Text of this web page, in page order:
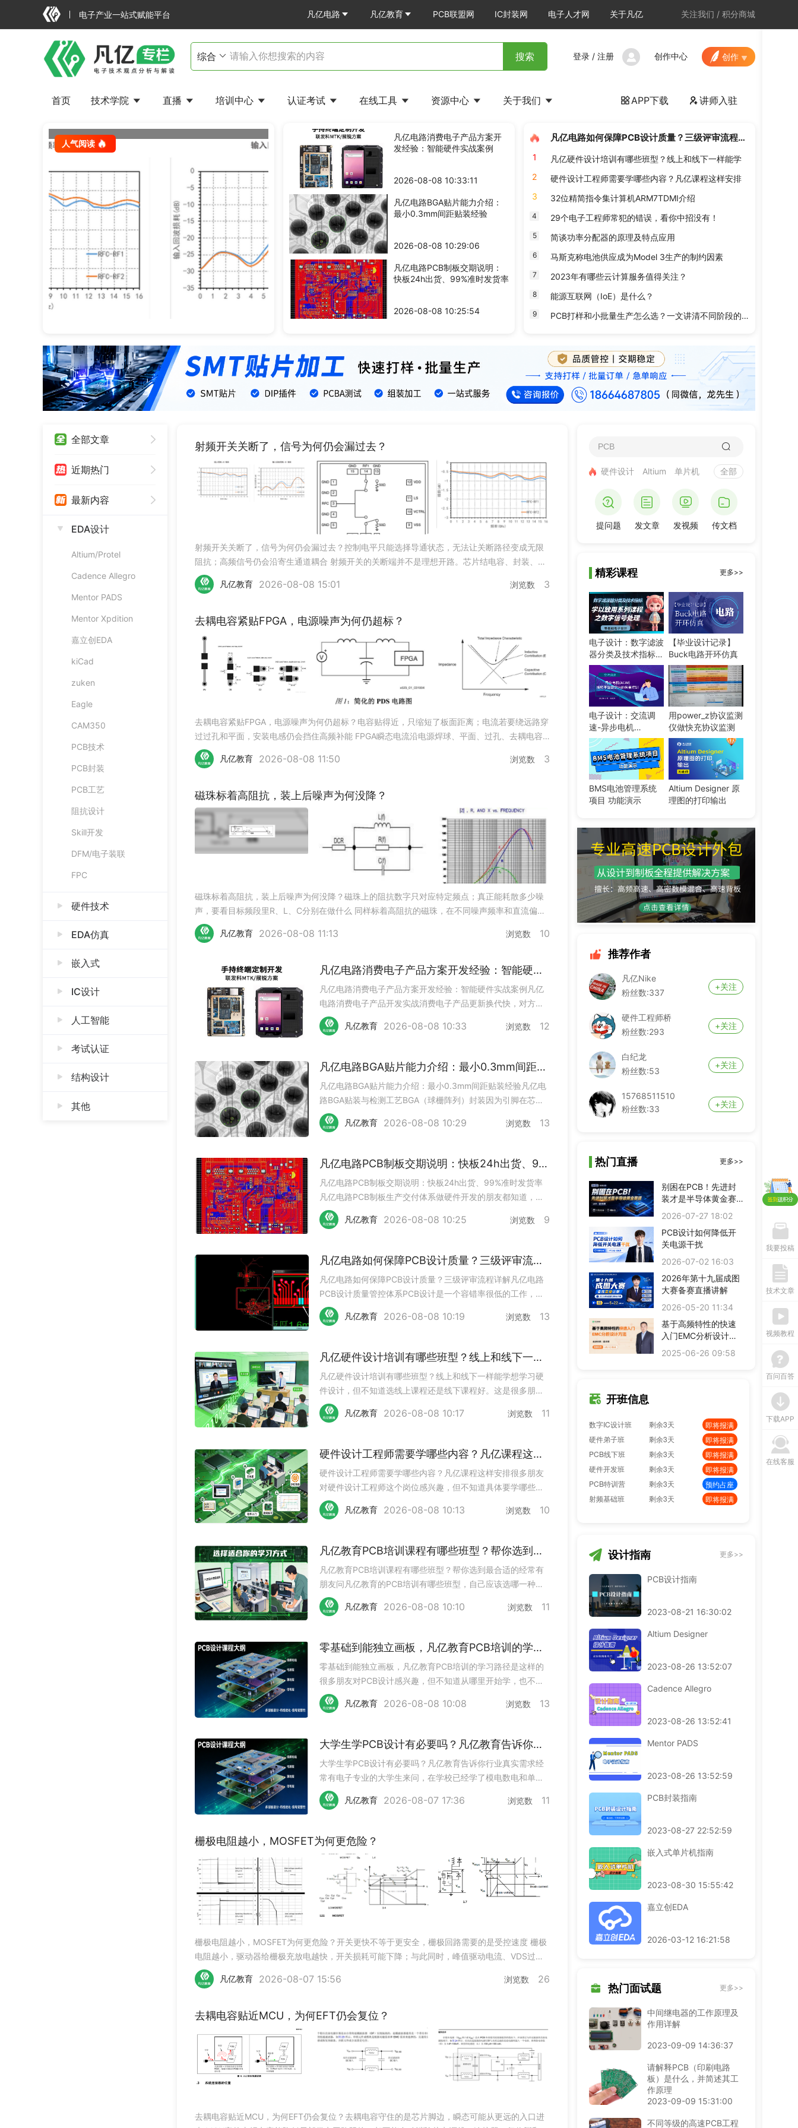
电子产业一站式赋能平台 凡亿电路 凡亿教育 PCB联盟网 IC封装网 电子人才网 关于凡亿 关注我们 / 积分商城
搜索 登录 / 注册 创作中心 创作
首页 技术学院 直播 培训中心 认证考试 在线工具 资源中心 关于我们 APP下载 讲师入驻
人气阅读
凡亿电路消费电子产品方案开
发经验：智能硬件实战案例
2026-08-08 10:33:11
凡亿电路BGA贴片能力介绍：
最小0.3mm间距贴装经验
2026-08-08 10:29:06
凡亿电路PCB制板交期说明：
快板24h出货、99%准时发货率
2026-08-08 10:25:54
凡亿电路如何保障PCB设计质量？三级评审流程详解
1
凡亿硬件设计培训有哪些班型？线上和线下一样能学
2
硬件设计工程师需要学哪些内容？凡亿课程这样安排
3
32位精简指令集计算机ARM7TDMI介绍
4 29个电子工程师常犯的错误，看你中招没有！
5 简谈功率分配器的原理及特点应用
6 马斯克称电池供应成为Model 3生产的制约因素
7 2023年有哪些云计算服务值得关注？
8 能源互联网（IoE）是什么？
9 PCB打样和小批量生产怎么选？一文讲清不同阶段的选型决策
全部文章
近期热门
最新内容
EDA设计
Altium/Protel
Cadence Allegro
Mentor PADS
Mentor Xpdition
嘉立创EDA
kiCad
zuken
Eagle
CAM350
PCB技术
PCB封装
PCB工艺
阻抗设计
Skill开发
DFM/电子装联
FPC
硬件技术
EDA仿真
嵌入式
IC设计
人工智能
考试认证
结构设计
其他
射频开关关断了，信号为何仍会漏过去？
射频开关关断了，信号为何仍会漏过去？控制电平只能选择导通状态，无法让关断路径变成无限
阻抗；高频信号仍会沿寄生通道耦合 射频开关的关断端并不是理想开路。芯片结电容、封装、焊
盘、相邻走线和公共端口都会形成泄漏路径，因此隔离度会随频率、端口状态、
凡亿教育
2026-08-08 15:01 浏览数 3
去耦电容紧贴FPGA，电源噪声为何仍超标？
去耦电容紧贴FPGA，电源噪声为何仍超标？电容贴得近，只缩短了板面距离；电流若要绕远路穿
过过孔和平面，安装电感仍会挡住高频补能 FPGA瞬态电流沿电源焊球、平面、过孔、去耦电容
和地返回形成闭环。电容到封装的直线距离很短，不代表闭环面积小；端
凡亿教育
2026-08-08 11:50 浏览数 3
磁珠标着高阻抗，装上后噪声为何没降？
磁珠标着高阻抗，装上后噪声为何没降？磁珠上的阻抗数字只对应特定频点；真正能耗散多少噪
声，要看目标频段里R、L、C分别在做什么 同样标着高阻抗的磁珠，在不同噪声频率和直流偏置
下可能表现完全不同。低频时像小电感，中间频段电阻分量负责耗散，高频越
凡亿教育
2026-08-08 11:13 浏览数 10
凡亿电路消费电子产品方案开发经验：智能硬件实战案例
凡亿电路消费电子产品方案开发经验：智能硬件实战案例凡亿
电路消费电子产品开发实战消费电子产品更新换代快，对方案
开发的要求和工业类、医疗类不太一样。既要控制成本，又要
保证功能和体验，还要考虑量产稳定性。凡亿电路方案开发团
凡亿教育 2026-08-08 10:33 浏览数 12
凡亿电路BGA贴片能力介绍：最小0.3mm间距贴装经验
凡亿电路BGA贴片能力介绍：最小0.3mm间距贴装经验凡亿电
路BGA贴装与检测工艺BGA（球栅阵列）封装因为引脚在芯片
底部、密度高，是SMT贴片中难度相对大的一类。间距越小，
对锡膏印刷精度、贴装精度、回流焊温区控制的要求越高。凡
凡亿教育 2026-08-08 10:29 浏览数 13
凡亿电路PCB制板交期说明：快板24h出货、99%准时发货率
凡亿电路PCB制板交期说明：快板24h出货、99%准时发货率
凡亿电路PCB制板生产交付体系做硬件开发的朋友都知道，
PCB打板交期直接影响项目进度。有时候就差一块验证板，项
目就得等上好几天。凡亿电路做PCB制板这么多年，交期一直
凡亿教育 2026-08-08 10:25 浏览数 9
凡亿电路如何保障PCB设计质量？三级评审流程详解
凡亿电路如何保障PCB设计质量？三级评审流程详解凡亿电路
PCB设计质量管控体系PCB设计是一个容错率很低的工作，一
根线走错、一个过孔位置不对，都可能导致整块板子出问题，
轻则打板回来要飞线改板，重则整个项目延期。凡亿电路每年
凡亿教育 2026-08-08 10:19 浏览数 13
凡亿硬件设计培训有哪些班型？线上和线下一样能学
凡亿硬件设计培训有哪些班型？线上和线下一样能学想学习硬
件设计，但不知道选线上课程还是线下课程好。这是很多朋友
在报班前都会纠结的问题。今天把凡亿教育硬件设计培训的几
种班型都介绍一下，看看哪种更适合你。线上录播班：随时随
凡亿教育 2026-08-08 10:17 浏览数 11
硬件设计工程师需要学哪些内容？凡亿课程这样安排
硬件设计工程师需要学哪些内容？凡亿课程这样安排很多朋友
对硬件设计工程师这个岗位感兴趣，但不知道具体要学哪些东
西，也不清楚学习路线该怎么规划。今天结合凡亿教育硬件设
计培训的课程安排，跟大家聊聊一个合格的硬件工程师需要掌
凡亿教育 2026-08-08 10:13 浏览数 10
凡亿教育PCB培训课程有哪些班型？帮你选到最合适的
凡亿教育PCB培训课程有哪些班型？帮你选到最合适的经常有
朋友问凡亿教育的PCB培训有哪些班型，自己应该选哪一种。
确实，不同的基础、不同的学习目标，适合的课程形式也不一
样。今天把凡亿教育目前开设的几类班型都介绍一下，方便大
凡亿教育 2026-08-08 10:10 浏览数 11
零基础到能独立画板，凡亿教育PCB培训的学习路径是这样的
零基础到能独立画板，凡亿教育PCB培训的学习路径是这样的
很多朋友对PCB设计感兴趣，但不知道从哪里开始学，也不清
楚从零基础到能独立画一块板子，中间需要走哪些步骤。今天
把凡亿教育PCB培训的完整学习路径梳理出来，让大家对整个
凡亿教育 2026-08-08 10:08 浏览数 13
大学生学PCB设计有必要吗？凡亿教育告诉你行业真实需求
大学生学PCB设计有必要吗？凡亿教育告诉你行业真实需求经
常有电子专业的大学生来问，在学校已经学了模电数电和单片
机，还有没有必要专门学PCB设计。今天结合行业实际情况和
凡亿教育接触过的大量学员案例，跟大家聊一聊这个话题。第
凡亿教育 2026-08-07 17:36 浏览数 11
栅极电阻越小，MOSFET为何更危险？
栅极电阻越小，MOSFET为何更危险？开关更快不等于更安全，栅极回路需要的是受控速度 栅极
电阻越小，驱动器给栅极充放电越快，开关损耗可能下降；与此同时，峰值驱动电流、VDS过
冲、栅极振铃、米勒误导通和EMI也可能变得更严重。选值必须用波形与
凡亿教育
2026-08-07 15:56 浏览数 26
去耦电容贴近MCU，为何EFT仍会复位？
去耦电容贴近MCU，为何EFT仍会复位？去耦电容守住的是芯片脚边，瞬态可能从更远的入口进
硬件设计 Altium 单片机 全部
提问题 发文章 发视频 传文档
精彩课程 更多>>
电子设计：数字滤波
器分类及技术指标
[学以致用系列课程
之数字信号处理]
【毕业设计记录】
Buck电路开环仿真
电子设计：交流调
速-异步电机
（ACIM）-按转子磁
链定向的矢量控制-
电流内环仿真实验
用power_z协议监测
仪做快充协议监测
BMS电池管理系统
项目 功能演示
Altium Designer 原
理图的打印输出
推荐作者
凡亿Nike
粉丝数:337
+关注
硬件工程师桥
粉丝数:293
+关注
白纪龙
粉丝数:53
+关注
15768511510
粉丝数:33
+关注
热门直播 更多>>
别困在PCB！先进封
装才是半导体黄金赛
道
2026-07-27 18:02
PCB设计如何降低开
关电源干扰
2026-07-02 16:03
2026年第十九届成图
大赛备赛直播讲解
2026-05-20 11:34
基于高频特性的快速
入门EMC分析设计方
法
2025-06-26 09:58
开班信息
ITOS特训班
即将报满
数字IC设计班
剩余3天
即将报满
硬件弟子班
剩余3天
即将报满
PCB线下班
剩余3天
即将报满
硬件开发班
剩余3天
即将报满
PCB特训营
剩余3天
射频基础班
剩余3天
即将报满
EMC加强班
剩余3天
预约占座
BMS特训营
剩余3天
即将报满
嵌入式特训营
剩余3天
预约占座
FPGA特训班
剩余3天
预约占座
PCB弟子班
剩余3天
即将报满
单片机开发班
剩余3天
预约占座
数字IC设计班
PCB线下班
剩余3天
即将报满
硬件开发班
剩余3天
即将报满
PCB特训营
剩余3天
预约占座
射频基础班
剩余3天
即将报满
EMC加强班
剩余3天
预约占座
BMS特训营
剩余3天 即将报满
设计指南 更多>>
PCB设计指南
2023-08-21 16:30:02
Altium Designer
2023-08-26 13:52:07
Cadence Allegro
2023-08-26 13:52:41
Mentor PADS
2023-08-26 13:52:59
PCB封装指南
2023-08-27 22:52:59
嵌入式单片机指南
2023-08-30 15:55:42
嘉立创EDA
2026-03-12 16:21:58
热门面试题 更多>>
中间继电器的工作原理及
作用详解
2023-09-09 14:36:37
请解释PCB（印刷电路
板）是什么，并简述其工
作原理
2023-09-09 15:31:00
不同等级的高速PCB工程
我要投稿
技术文章
视频教程
百问百答
下载APP
在线客服